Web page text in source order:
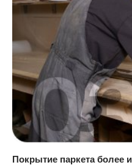
Покрытие паркета более